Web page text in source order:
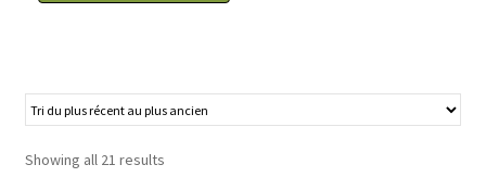
Filtre
pour
fontaine
flow
Showing all 21 results